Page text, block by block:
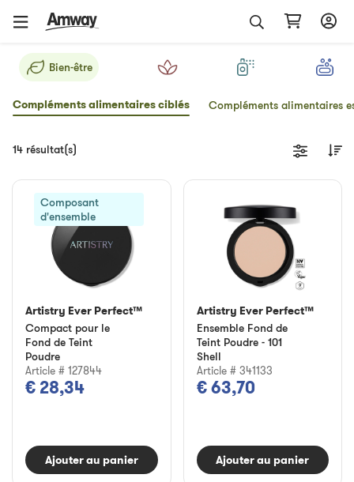
Bien-être
Compléments alimentaires ciblés Compléments alimentaires
14 résultat(s)
Composant
d'ensemble
Artistry Ever Perfect™
Compact pour le
Fond de Teint
Poudre
Article # 127844
€ 28,34
Ajouter au panier
Artistry Ever Perfect™
Ensemble Fond de
Teint Poudre - 101
Shell
Article # 341133
€ 63,70
Ajouter au panier